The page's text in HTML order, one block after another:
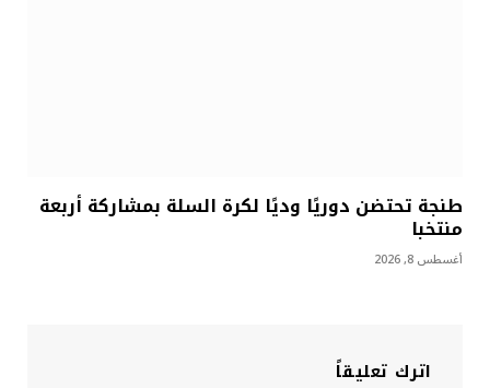
طنجة تحتضن دوريًا وديًا لكرة السلة بمشاركة أربعة
منتخبا
أغسطس 8, 2026
اترك تعليقاً